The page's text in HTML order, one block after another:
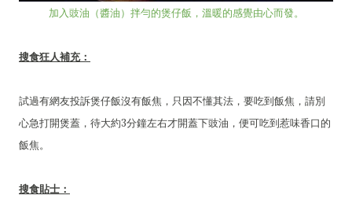
加入豉油（醬油）拌勻的煲仔飯，溫暖的感覺由心而發。
搜食狂人補充：
試過有網友投訴煲仔飯沒有飯焦，只因不懂其法，要吃到飯焦，請別
心急打開煲蓋，待大約3分鐘左右才開蓋下豉油，便可吃到惹味香口的
飯焦。
搜食貼士：